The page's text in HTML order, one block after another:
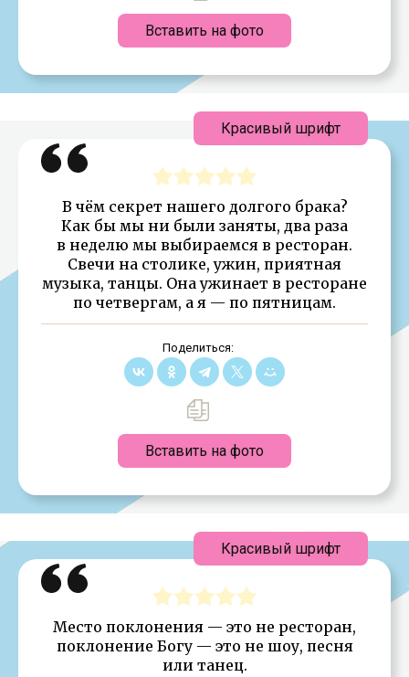
Вставить на фото
В чём секрет нашего долгого брака?
Как бы мы ни были заняты, два раза
в неделю мы выбираемся в ресторан.
Свечи на столике, ужин, приятная
музыка, танцы. Она ужинает в ресторане
по четвергам, а я — по пятницам.
Поделиться:
Вставить на фото
Красивый шрифт
Место поклонения — это не ресторан,
поклонение Богу — это не шоу, песня
или танец.
Красивый шрифт